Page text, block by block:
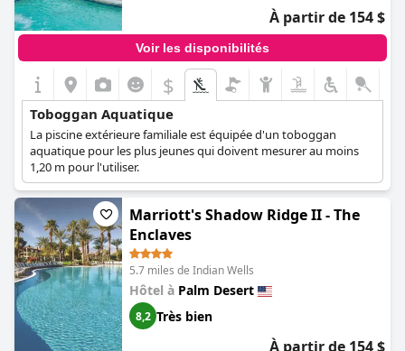
À partir de 154 $
Voir les disponibilités
$
Toboggan Aquatique
La piscine extérieure familiale est équipée d'un toboggan
aquatique pour les plus jeunes qui doivent mesurer au moins
1,20 m pour l'utiliser.
Marriott's Shadow Ridge II - The
Enclaves
5.7 miles de Indian Wells
Hôtel à Palm Desert
8,2 Très bien
À partir de 154 $